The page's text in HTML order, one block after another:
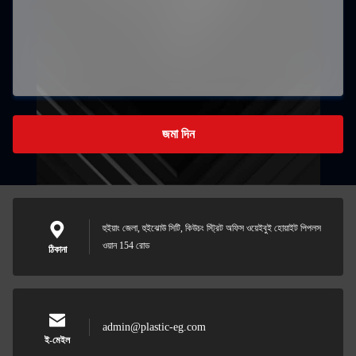
জমা দিন
ঠিকানা
হুইয়াং জেলা, হুইঝোউ সিটি, কিউচং স্ট্রিট অফিস ওয়েইবুই হোয়াইট পিপলস
ওয়ান 154 রোড
ই-মেইল
admin@plastic-eg.com